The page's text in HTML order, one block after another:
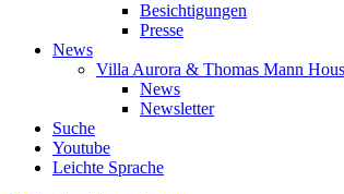
Besichtigungen
Presse
News
Villa Aurora & Thomas Mann
News
Newsletter
Suche
Youtube
Leichte Sprache